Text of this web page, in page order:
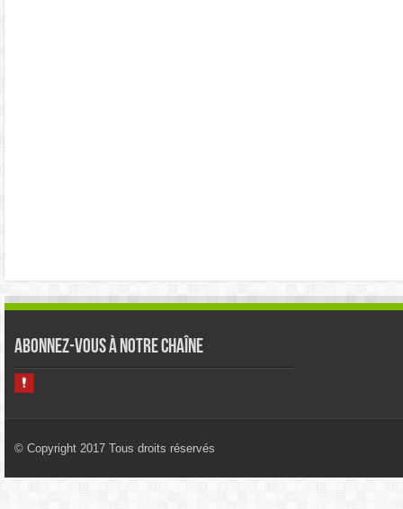
Abonnez-vous à notre chaîne
© Copyright 2017 Tous droits réservés